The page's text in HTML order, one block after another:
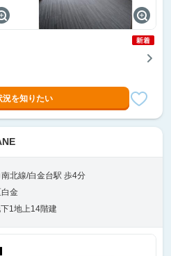
況を知りたい
北線/白金台駅 歩4分
金
1地上14階建